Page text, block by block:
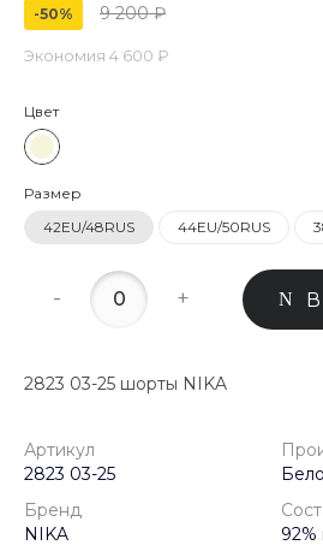
-50% 9 200 ₽
Экономия 4 600 ₽
Цвет
Размер
42EU/48RUS
44EU/50RUS
- +
2823 03-25 шорты NIKA
Артикул
2823 03-25
Бренд
NIKA
92%